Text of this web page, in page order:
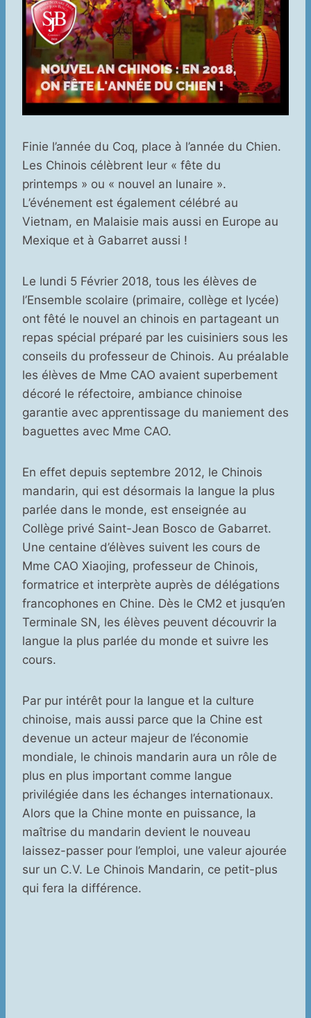
Finie l’année du Coq, place à l’année du Chien.
Les Chinois célèbrent leur « fête du
printemps » ou « nouvel an lunaire ».
L’événement est également célébré au
Vietnam, en Malaisie mais aussi en Europe au
Mexique et à Gabarret aussi !
Le lundi 5 Février 2018, tous les élèves de
l’Ensemble scolaire (primaire, collège et lycée)
ont fêté le nouvel an chinois en partageant un
repas spécial préparé par les cuisiniers sous les
conseils du professeur de Chinois. Au préalable
les élèves de Mme CAO avaient superbement
décoré le réfectoire, ambiance chinoise
garantie avec apprentissage du maniement des
baguettes avec Mme CAO.
En effet depuis septembre 2012, le Chinois
mandarin, qui est désormais la langue la plus
parlée dans le monde, est enseignée au
Collège privé Saint-Jean Bosco de Gabarret.
Une centaine d’élèves suivent les cours de
Mme CAO Xiaojing, professeur de Chinois,
formatrice et interprète auprès de délégations
francophones en Chine. Dès le CM2 et jusqu’en
Terminale SN, les élèves peuvent découvrir la
langue la plus parlée du monde et suivre les
cours.
Par pur intérêt pour la langue et la culture
chinoise, mais aussi parce que la Chine est
devenue un acteur majeur de l’économie
mondiale, le chinois mandarin aura un rôle de
plus en plus important comme langue
privilégiée dans les échanges internationaux.
Alors que la Chine monte en puissance, la
maîtrise du mandarin devient le nouveau
laissez-passer pour l’emploi, une valeur ajourée
sur un C.V. Le Chinois Mandarin, ce petit-plus
qui fera la différence.